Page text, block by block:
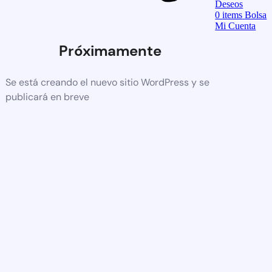
Próximamente
Se está creando el nuevo sitio WordPress y se
publicará en breve
Deseos
0items Bolsa
Mi Cuenta